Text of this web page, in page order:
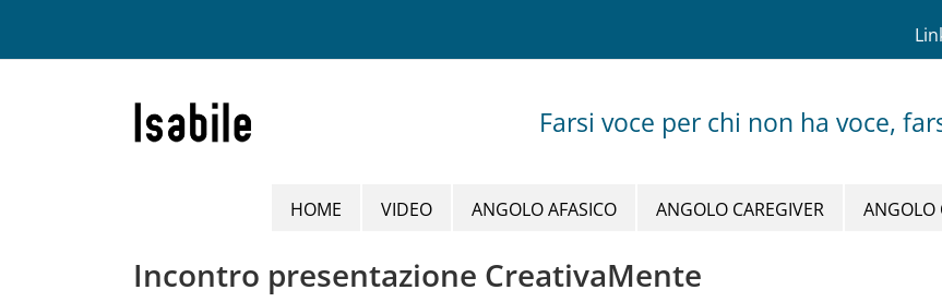
contenuto
Farsi voce per chi non ha voce,
HOME VIDEO ANGOLO AFASICO ANGOLO CAREGIVER ANGOLO
Incontro presentazione CreativaMente